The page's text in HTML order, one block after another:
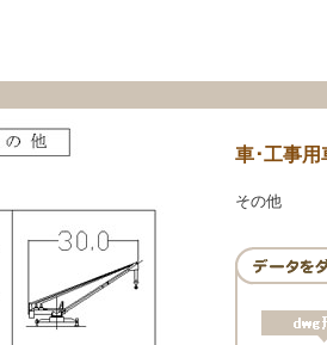
車･工事用
その他